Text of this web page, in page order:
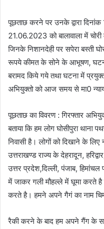
पूछताछ करने पर उनके द्वारा
21.06.2023 को बालावाला में
जिनके निशानदेही पर सपेरा बस्ती
रूपये कीमत के सोने के आभूषण,
बरामद किये गये तथा घटना में
अभियुक्तो को आज समय से मा0
पूछताछ का विवरण : गिरफ्तार
बताया कि हम लोग घोसीपुरा थाना
निवासी है। लोगों को दिखाने के लिए
उत्तराखण्ड राज्य के देहरादून,
उत्तर प्रदेश,दिल्ली, पंजाब, हिमांचल
में जाकर गली मौहल्ले में घूमा करते
करते है। हमने अपने गैगं का नाम
रैकी करने के बाद हम अपने गैंग के